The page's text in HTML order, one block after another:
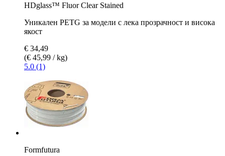
HDglass™ Fluor Clear Stained
Уникален PETG за модели с лека прозрачност и висока
якост
€ 34,49
(€ 45,99 / kg)
5.0 (1)
Formfutura